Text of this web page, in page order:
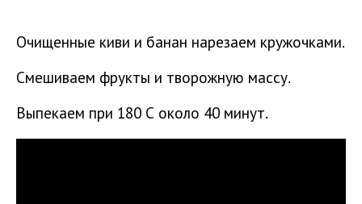
Очищенные киви и банан нарезаем кружочками.
Смешиваем фрукты и творожную массу.
Выпекаем при 180 С около 40 минут.